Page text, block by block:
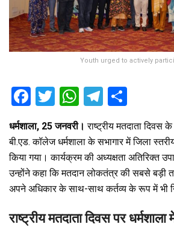
Youth urged to actively
F
ce
b
o
o
k
T
tt
er
W
at
s
A
p
p
T
el
e
gr
a
m
ar
e
धर्मशाला, 25 जनवरी। राष्ट्रीय मतदाता दिवस
बी.एड. कॉलेज धर्मशाला के सभागार में जिला
किया गया। कार्यक्रम की अध्यक्षता अतिरिक्त
उन्होंने कहा कि मतदान लोकतंत्र की सबसे
अपने अधिकार के साथ-साथ कर्तव्य के रूप में भी
राष्ट्रीय मतदाता दिवस पर धर्मशाला